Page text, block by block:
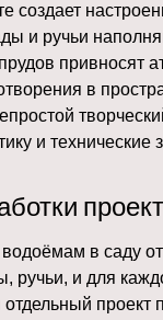
создает
и ручьи
привносят
в
и технические
в саду
ручьи, и для
отдельный